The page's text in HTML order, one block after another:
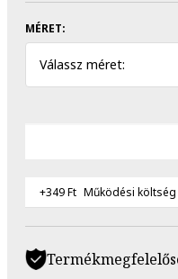
MÉRET:
Válassz méret:
+349 Ft Működési költség